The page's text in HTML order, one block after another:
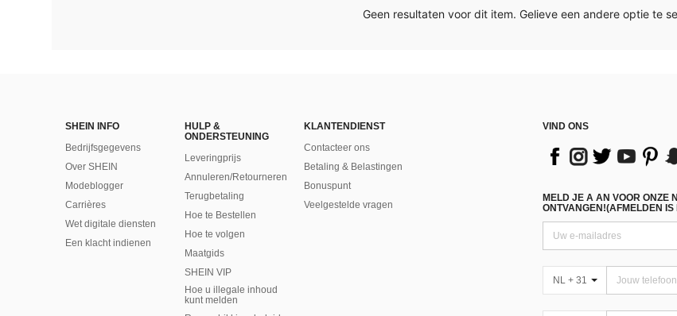
Geen resultaten voor dit item. Gelieve een andere optie te
SHEIN INFO
Bedrijfsgegevens
Over SHEIN
Modeblogger
Carrières
Wet digitale diensten
Een klacht indienen
HULP &
ONDERSTEUNING
Leveringprijs
Annuleren/Retourneren
Terugbetaling
Hoe te Bestellen
Hoe te volgen
Maatgids
SHEIN VIP
Hoe u illegale inhoud
kunt melden
KLANTENDIENST
Contacteer ons
Betaling & Belastingen
Bonuspunt
Veelgestelde vragen
VIND ONS
MELD JE A AN VOOR ONZE
ONTVANGEN!(AFMELDEN
NL + 31